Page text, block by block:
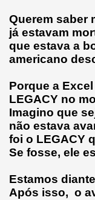
Querem saber
já estavam
que estava a
americano
Porque a
LEGACY no
Imagino que
não estava
foi o LEGACY
Se fosse, ele
Estamos
Após isso, o